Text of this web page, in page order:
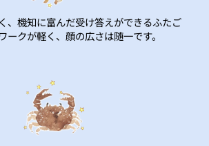
、機知に富んだ受け答えができるふたご
ークが軽く、顔の広さは随一です。